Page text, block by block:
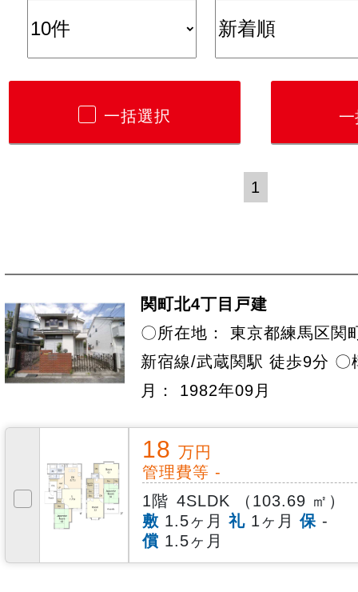
一括選択
1
関町北4丁目戸建
〇所在地： 東京都練馬区関
新宿線/武蔵関駅 徒歩9分
月： 1982年09月
18万円
管理費等 -
1階 4SLDK （103.69 ㎡）
敷 1.5ヶ月 礼 1ヶ月 保 -
償 1.5ヶ月